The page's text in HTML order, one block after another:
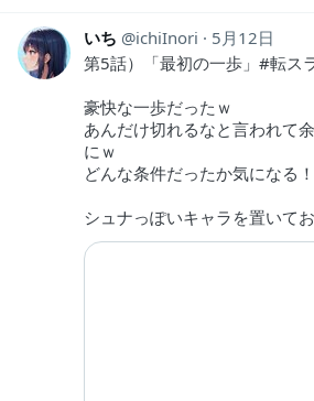
いち ichiInori
5月12日
第5話）「最初の一歩」#転ス
豪快な一歩だったｗ
あんだけ切れるなと言われて
にｗ
どんな条件だったか気になる！
シュナっぽいキャラを置いて